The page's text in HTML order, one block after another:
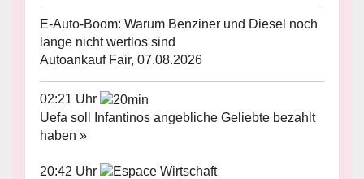
E-Auto-Boom: Warum Benziner und Diesel noch
lange nicht wertlos sind
Autoankauf Fair, 07.08.2026
02:21 Uhr
Uefa soll Infantinos angebliche Geliebte bezahlt
haben »
20:42 Uhr